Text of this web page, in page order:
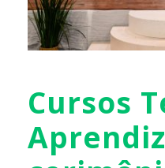
Cursos